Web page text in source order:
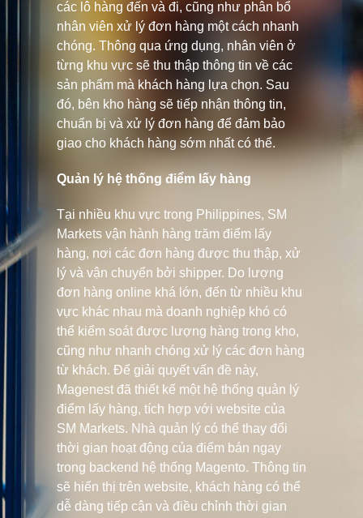
các lô hàng đến và đi, cũng như phân bổ
nhân viên xử lý đơn hàng một cách nhanh
chóng. Thông qua ứng dụng, nhân viên ở
từng khu vực sẽ thu thập thông tin về các
sản phẩm mà khách hàng lựa chọn. Sau
đó, bên kho hàng sẽ tiếp nhận thông tin,
chuẩn bị và xử lý đơn hàng để đảm bảo
giao cho khách hàng sớm nhất có thể.
Quản lý hệ thống điểm lấy hàng
Tại nhiều khu vực trong Philippines, SM
Markets vận hành hàng trăm điểm lấy
hàng, nơi các đơn hàng được thu thập, xử
lý và vận chuyển bởi shipper. Do lượng
đơn hàng online khá lớn, đến từ nhiều khu
vực khác nhau mà doanh nghiệp khó có
thể kiểm soát được lượng hàng trong kho,
cũng như nhanh chóng xử lý các đơn hàng
từ khách. Để giải quyết vấn đề này,
Magenest đã thiết kế một hệ thống quản lý
điểm lấy hàng, tích hợp với website của
SM Markets. Nhà quản lý có thể thay đổi
thời gian hoạt động của điểm bán ngay
trong backend hệ thống Magento. Thông tin
sẽ hiển thị trên website, khách hàng có thể
dễ dàng tiếp cận và điều chỉnh thời gian